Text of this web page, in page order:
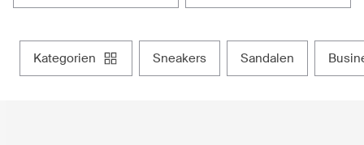
kategorien sneakers sandalen